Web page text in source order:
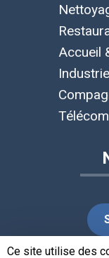
Accueil
Ce site utilise des